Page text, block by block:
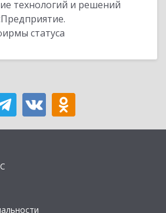
технологий и решений
статуса